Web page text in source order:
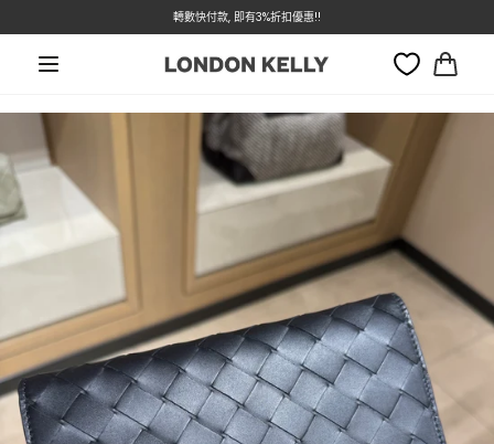
本週特價 - Dior 低至7折
轉數快付款, 即有3%折扣優惠!!
車